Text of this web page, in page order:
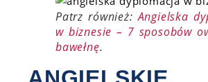
Patrz również:Angielska
w biznesie – 7 sposobów
bawełnę.